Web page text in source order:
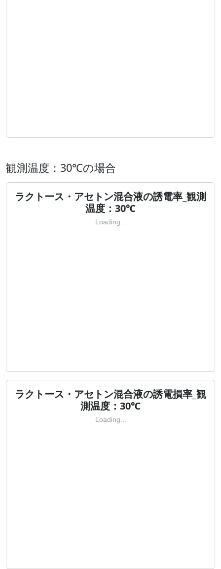
観測温度：30℃の場合
ラクトース・アセトン混合液の誘電率_観測
温度：30℃
Loading...
ラクトース・アセトン混合液の誘電損率_観
測温度：30℃
Loading...